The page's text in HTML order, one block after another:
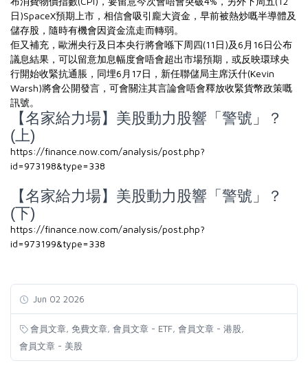
日)SpaceX預期上市，相信會吸引龐大資金，早前被熱炒嘅半導體及
儲存股，隨時有機會因資金流走而轉弱。
佢又補充，歐洲央行及日本央行將會喺下周四(11日)及6月16日公布
議息結果，可以留意加息幅度會唔會超出市場預期，或反映環球央
行開始收緊抗通脹，同埋6月17日，新任聯儲局主席沃什(Kevin
Warsh)將會公開發言，可會關注其言論會唔會釋放收緊貨幣政策嘅
訊號。
【名家給力場】美股動力股響「警號」？
(上)
https://finance.now.com/analysis/post.php?
id=973198&type=338
【名家給力場】美股動力股響「警號」？
(下)
https://finance.now.com/analysis/post.php?
id=973199&type=338
Jun 02 2026
會員文章 免費文章 會員文章 - ETF 會員文章 - 港股
會員文章 - 美股